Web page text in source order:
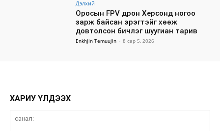
Дэлхий
Оросын FPV дрон Херсонд ногоо
зарж байсан эрэгтэйг хөөж
довтолсон бичлэг шуугиан тарив
Enkhjin Temuujin - 8 сар 5, 2026
ХАРИУ ҮЛДЭЭХ